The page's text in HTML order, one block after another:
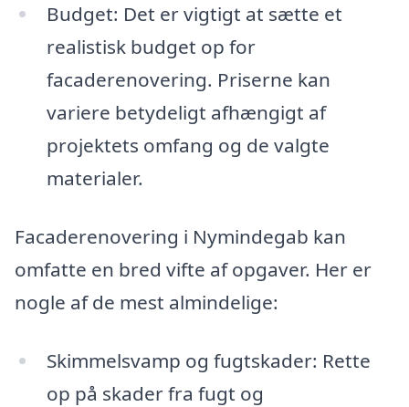
Budget: Det er vigtigt at sætte et
realistisk budget op for
facaderenovering. Priserne kan
variere betydeligt afhængigt af
projektets omfang og de valgte
materialer.
Facaderenovering i Nymindegab kan
omfatte en bred vifte af opgaver. Her er
nogle af de mest almindelige:
Skimmelsvamp og fugtskader: Rette
op på skader fra fugt og